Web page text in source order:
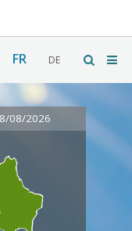
FR DE
08/2026